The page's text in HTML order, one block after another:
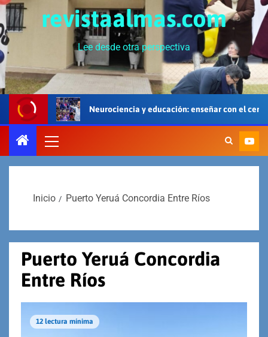
revistaalmas.com
Lee desde otra perspectiva
Neurociencia y educación: enseñar con el cerebro, el cuerpo y el
Inicio Puerto Yeruá Concordia Entre Ríos
Puerto Yeruá Concordia
Entre Ríos
12 lectura mínima